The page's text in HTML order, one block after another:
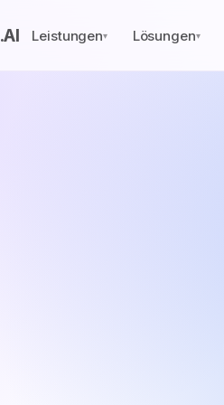
.AI Leistungen▾ Lösungen▾